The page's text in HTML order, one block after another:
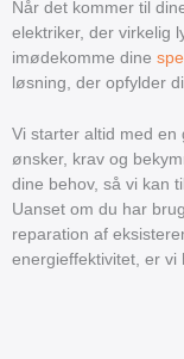
Når det kommer til
elektriker, der virkelig
imødekomme dine
løsning, der opfylder
Vi starter altid med en
ønsker, krav og
dine behov, så vi kan
Uanset om du har
reparation af
energieffektivitet, er vi